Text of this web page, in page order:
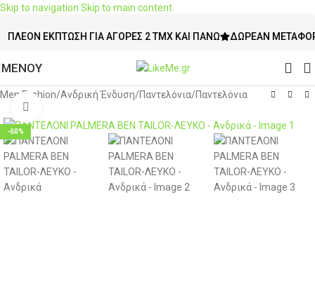
Skip to navigation Skip to main content
ΈΚΠΤΩΣΗ ΓΙΑ ΑΓΟΡΈΣ 2 ΤΜΧ ΚΑΙ ΠΆΝΩ ΔΩΡΕΆΝ ΜΕΤΑΦΟΡΙΚΆ
ΜΕΝΟΥ
Men Fashion/Ανδρική Ένδυση/Παντελόνια/Παντελόνια
-60%